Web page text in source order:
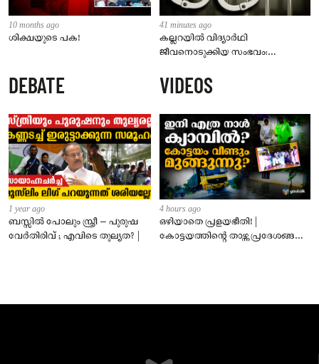
10 months ago
ശിക്ഷയുടെ പക!
41 minutes ago
കല്ലറയിൽ വിദ്യാർഥി
ജീവനൊടുക്കിയ സംഭവം:
പ്രതി റിമാൻഡിൽ
DEBATE
1 year ago
ബസ്സിൽ പോലും സ്ത്രീ – പുരുഷ
വേർതിരിവ് ; എവിടെ തുല്യത? |
VIDEOS
4 hours ago
ഒഴിയാതെ പ്രളയഭീതി! |
കോട്ടയത്തിന്റെ താഴ്ന്ന പ്രദേശങ്ങൾ